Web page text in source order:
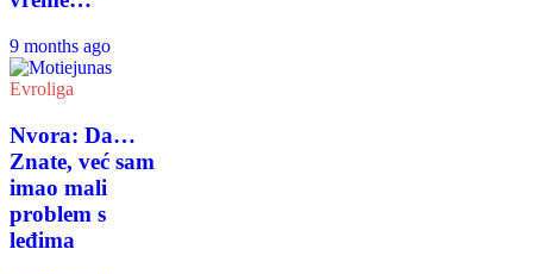
9 months ago
Evroliga
Nvora: Da…
Znate, već sam
imao mali
problem s
leđima